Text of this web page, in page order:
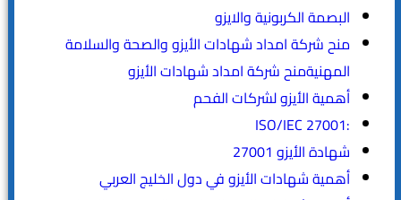
البصمة الكربونية والايزو
منح شركة امداد شهادات الأيزو والصحة والسلامة
المهنيةمنح شركة امداد شهادات الأيزو
أهمية الأيزو لشركات الفحم
:ISO/IEC 27001
شهادة الأيزو 27001
أهمية شهادات الأيزو في دول الخليج العربي